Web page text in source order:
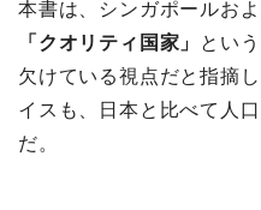
本書は、シンガポールお
「クオリティ国家」
という
欠けている視点だと指摘
イスも、日本と比べて人
だ。